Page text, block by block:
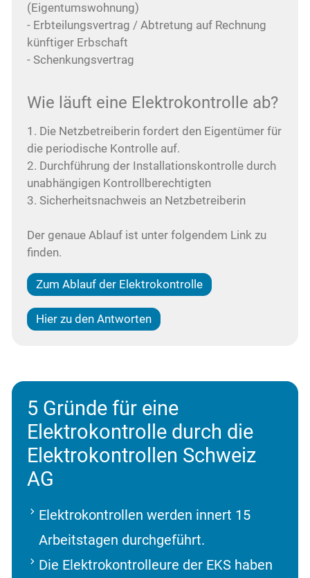
(Eigentumswohnung)
- Erbteilungsvertrag / Abtretung auf Rechnung
künftiger Erbschaft
- Schenkungsvertrag
Wie läuft eine Elektrokontrolle ab?
1. Die Netzbetreiberin fordert den Eigentümer für
die periodische Kontrolle auf.
2. Durchführung der Installationskontrolle durch
unabhängigen Kontrollberechtigten
3. Sicherheitsnachweis an Netzbetreiberin
Der genaue Ablauf ist unter folgendem Link zu
finden.
Zum Ablauf der Elektrokontrolle
Hier zu den Antworten
5 Gründe für eine
Elektrokontrolle durch die
Elektrokontrollen Schweiz
AG
Elektrokontrollen werden innert 15
Arbeitstagen durchgeführt.
Die Elektrokontrolleure der EKS haben